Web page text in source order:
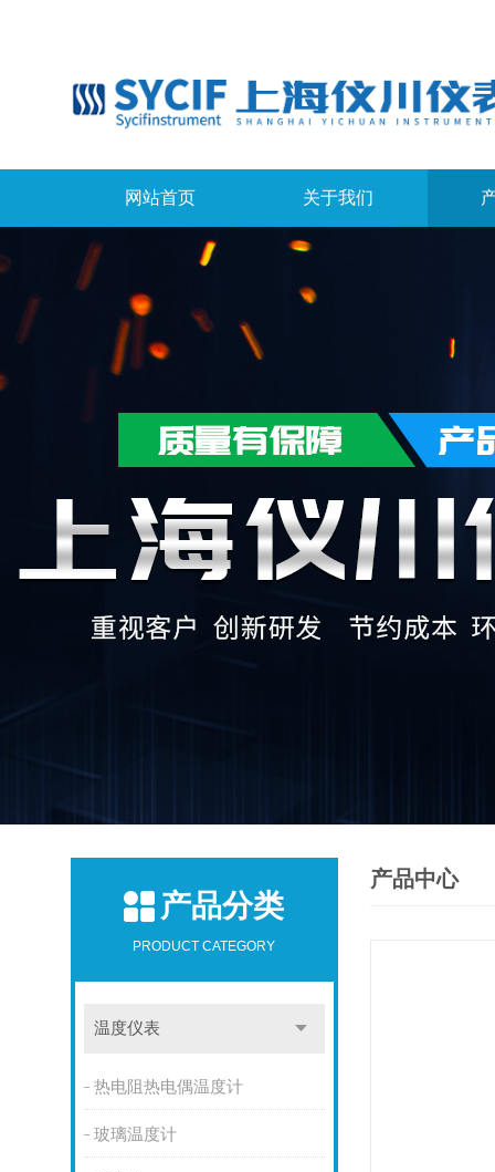
网站首页 关于我们
产品分类
PRODUCT CATEGORY
温度仪表
热电阻热电偶温度计
玻璃温度计
产品中心